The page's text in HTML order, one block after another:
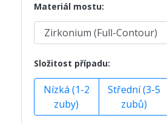
Materiál mostu:
Složitost případu:
Nízká (1-2
zuby)
Střední (3-5
zubů)